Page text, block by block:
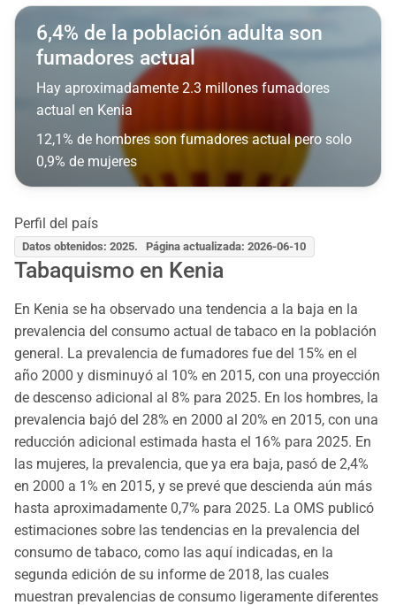
6,4% de la población adulta son
fumadores actual
Hay aproximadamente 2.3 millones fumadores
actual en Kenia
12,1% de hombres son fumadores actual pero solo
0,9% de mujeres
Perfil del país
Datos obtenidos: 2025. Página actualizada: 2026-06-10
Tabaquismo en Kenia
En Kenia se ha observado una tendencia a la baja en la
prevalencia del consumo actual de tabaco en la población
general. La prevalencia de fumadores fue del 15% en el
año 2000 y disminuyó al 10% en 2015, con una proyección
de descenso adicional al 8% para 2025. En los hombres, la
prevalencia bajó del 28% en 2000 al 20% en 2015, con una
reducción adicional estimada hasta el 16% para 2025. En
las mujeres, la prevalencia, que ya era baja, pasó de 2,4%
en 2000 a 1% en 2015, y se prevé que descienda aún más
hasta aproximadamente 0,7% para 2025. La OMS publicó
estimaciones sobre las tendencias en la prevalencia del
consumo de tabaco, como las aquí indicadas, en la
segunda edición de su informe de 2018, las cuales
muestran prevalencias de consumo ligeramente diferentes